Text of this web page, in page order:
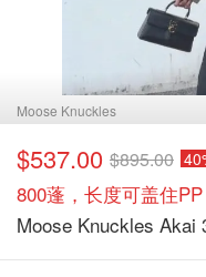
Moose Knuckles
$537.00 $895.00
800蓬，长度可盖住PP
Moose Knuckles Akai